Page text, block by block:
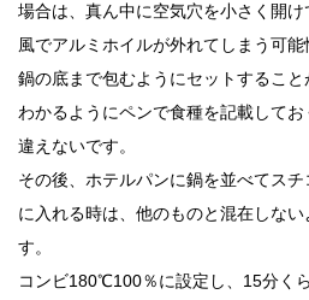
場合は、真ん中に空気穴を小さく開
風でアルミホイルが外れてしまう可
鍋の底まで包むようにセットするこ
わかるようにペンで食種を記載して
違えないです。
その後、ホテルパンに鍋を並べてス
に入れる時は、他のものと混在しな
す。
コンビ180℃100％に設定し、15分く